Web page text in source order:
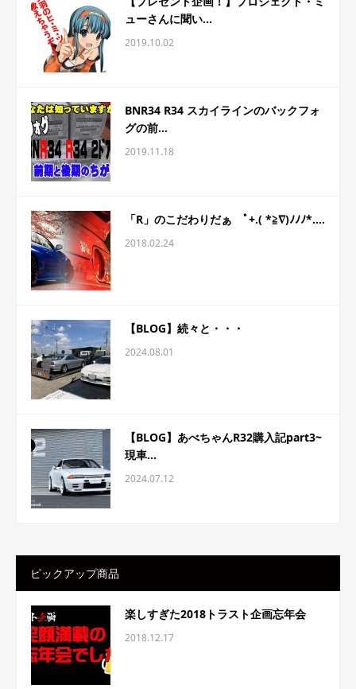
ューさんに聞い...
2019.10.02
BNR34 R34 スカイラインのバックフォ
グの前...
2019.11.18
「R」のこだわりだぁ ﾟ+.( *≧∇)ﾉﾉﾉ*....
2018.02.24
【BLOG】続々と・・・
2024.08.01
【BLOG】あべちゃんR32購入記part3~
現車...
2024.07.12
ピックアップ商品
楽しすぎた2018トラスト企画忘年会
2018.12.17